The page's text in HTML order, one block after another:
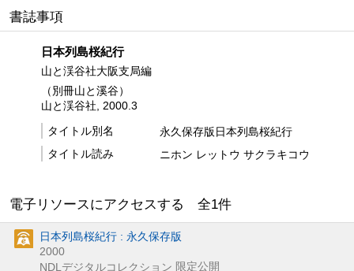
書誌事項
日本列島桜紀行
山と渓谷社大阪支局編
（別冊山と溪谷）
山と渓谷社, 2000.3
タイトル別名
永久保存版日本列島桜紀行
タイトル読み
ニホン レットウ サクラキコウ
電子リソースにアクセスする 全1件
日本列島桜紀行 : 永久保存版
2000
NDLデジタルコレクション 限定公開